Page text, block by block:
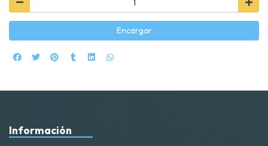
Encargar
Información